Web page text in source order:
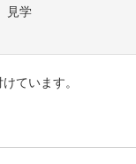
見学
ています。